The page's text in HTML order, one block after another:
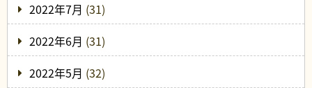
2022年7月 (31)
2022年6月 (31)
2022年5月 (32)